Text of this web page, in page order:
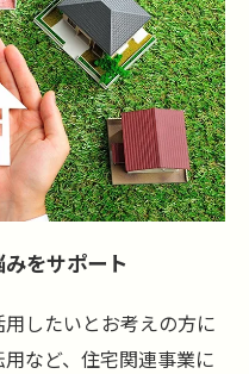
をサポート
したいとお考えの方に
など、住宅関連事業に